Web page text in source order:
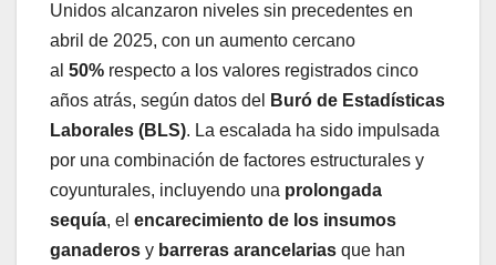
Unidos alcanzaron niveles sin precedentes en
abril de 2025, con un aumento cercano
al 50% respecto a los valores registrados cinco
años atrás, según datos del
Buró de Estadísticas
Laborales (BLS). La escalada ha sido impulsada
por una combinación de factores estructurales y
coyunturales, incluyendo una prolongada
sequía, el encarecimiento de los insumos
ganaderos y barreras arancelarias que han